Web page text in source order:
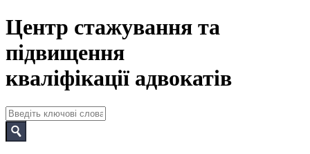
Центр стажування та
підвищення
кваліфікації адвокатів